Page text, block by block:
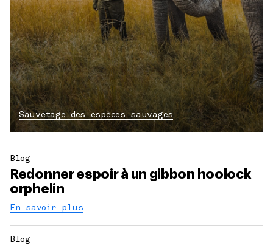
Sauvetage des espèces sauvages
Blog
Redonner espoir à un gibbon hoolock
orphelin
En savoir plus
Blog